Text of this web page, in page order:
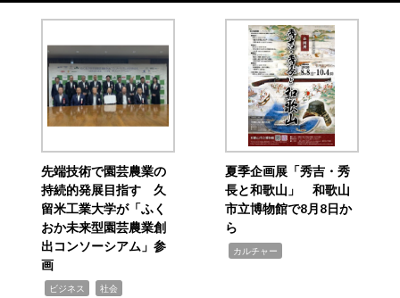
先端技術で園芸農業の
持続的発展目指す 久
留米工業大学が「ふく
おか未来型園芸農業創
出コンソーシアム」参
画
ビジネス 社会
夏季企画展「秀吉・秀
長と和歌山」 和歌山
市立博物館で8月8日か
ら
カルチャー